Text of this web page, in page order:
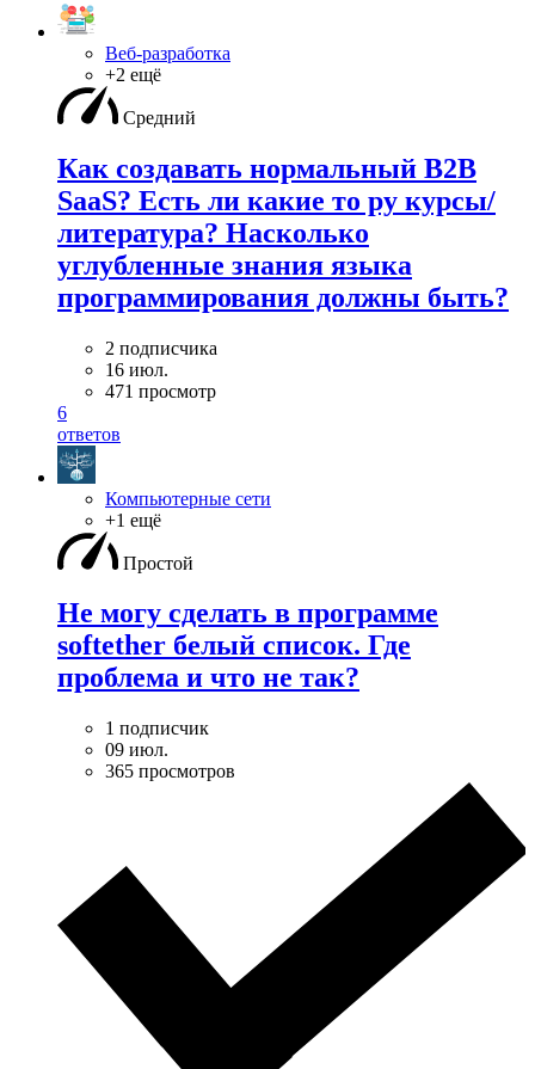
Веб-разработка
+2 ещё
Средний
Как создавать нормальный B2B
SaaS? Есть ли какие то ру курсы/
литература? Насколько
углубленные знания языка
программирования должны быть?
2 подписчика
16 июл.
471 просмотр
6
ответов
Компьютерные сети
+1 ещё
Простой
Не могу сделать в программе
softether белый список. Где
проблема и что не так?
1 подписчик
09 июл.
365 просмотров